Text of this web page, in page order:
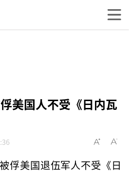
美国人不受《日内瓦
俘美国退伍军人不受《日